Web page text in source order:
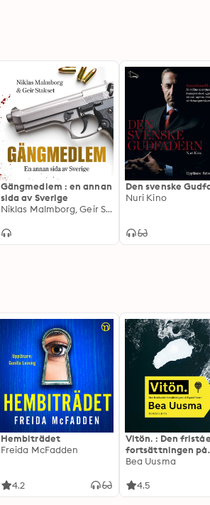
Gängmedlem : en annan
sida av Sverige
Niklas Malmborg, Geir Stakset
Den svenske
Nuri Kino
Hembiträdet
Freida McFadden
4.2
Vitön. : Den
fortsättningen på
Expeditionen
Bea Uusma
4.5